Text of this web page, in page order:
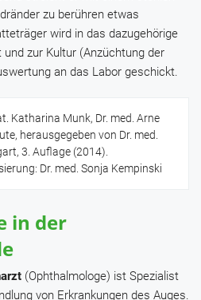
zu berühren etwas
wird in das dazugehörige
zur Kultur (Anzüchtung der
an das Labor geschickt.
Katharina Munk, Dr. med. Arne
herausgegeben von Dr. med.
3. Auflage (2014).
Dr. med. Sonja Kempinski
in der
(Ophthalmologe) ist Spezialist
von Erkrankungen des Auges.